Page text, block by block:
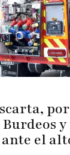
Burdeos
el